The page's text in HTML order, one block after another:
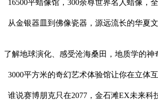
16500平蜡像馆，300余尊世界名人蜡像，
从金银器皿到佛像瓷器，源远流长的华夏
了解地球演化、感受沧海桑田，地质学的神
3000平方米的奇幻艺术体验馆让你在立体
谁说赛博朋克只在2077，金石滩EX未来科